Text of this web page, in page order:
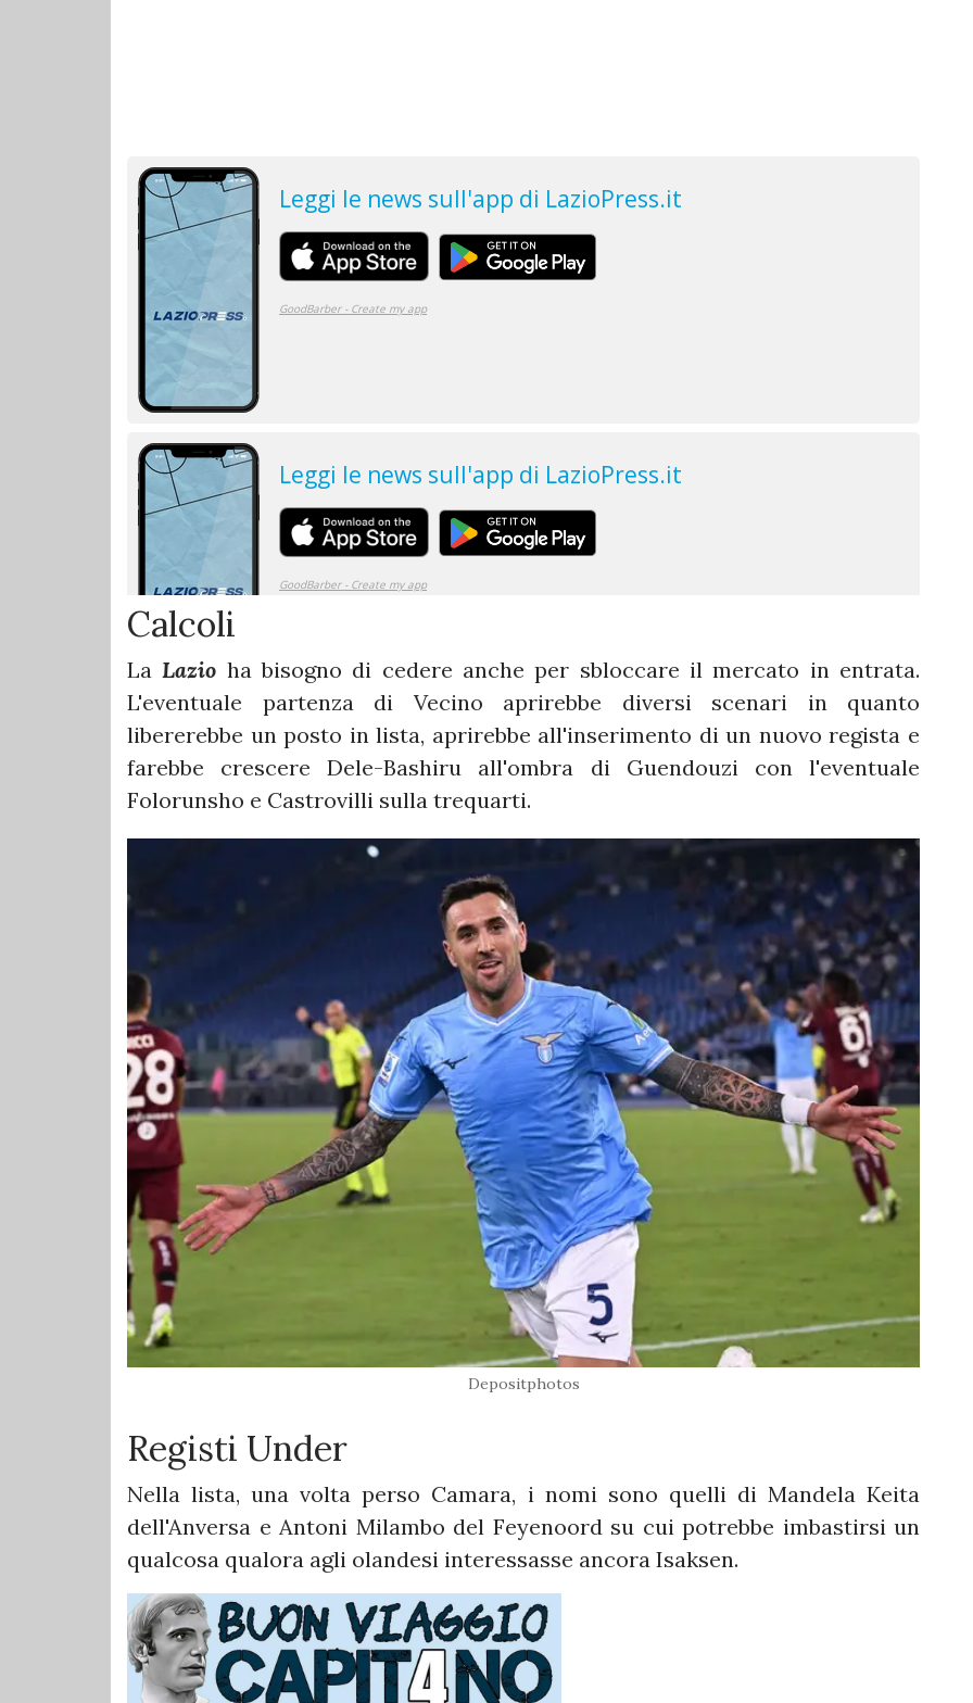
Calcoli
La Lazio ha bisogno di cedere anche per sbloccare il mercato in entrata.
L'eventuale partenza di Vecino aprirebbe diversi scenari in quanto
libererebbe un posto in lista, aprirebbe all'inserimento di un nuovo regista e
farebbe crescere Dele-Bashiru all'ombra di Guendouzi con l'eventuale
Folorunsho e Castrovilli sulla trequarti.
Depositphotos
Registi Under
Nella lista, una volta perso Camara, i nomi sono quelli di Mandela Keita
dell'Anversa e Antoni Milambo del Feyenoord su cui potrebbe imbastirsi un
qualcosa qualora agli olandesi interessasse ancora Isaksen.